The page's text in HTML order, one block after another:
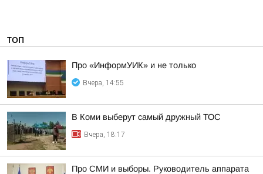
ТОП
Про «ИнформУИК» и не только
Вчера, 14:55
В Коми выберут самый дружный ТОС
Вчера, 18:17
Про СМИ и выборы. Руководитель аппарата